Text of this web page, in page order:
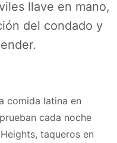
llave en mano,
del condado y
comida latina en
cada noche
taqueros en